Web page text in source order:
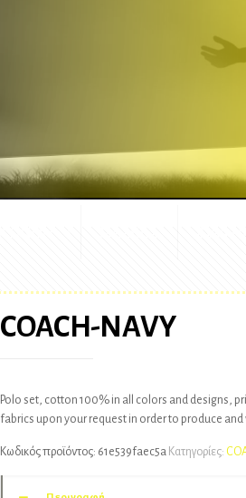
COACH-NAVY
Polo set, cotton 100% in all colors and designs,
fabrics upon your request in order to produce
Κωδικός προϊόντος: 61e539faec5a Κατηγορίες: